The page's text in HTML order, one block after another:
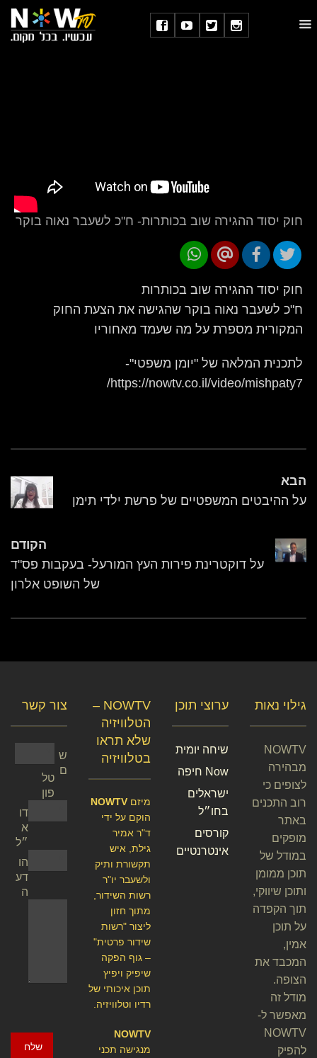
חוק יסוד ההגירה שוב בכותרות- ח"כ לשעבר נאוה בוקר
חוק יסוד ההגירה שוב בכותרות
ח"כ לשעבר נאוה בוקר שהגישה את הצעת החוק
המקורית מספרת על מה שעמד מאחוריו
לתכנית המלאה של "יומן משפטי"-
https://nowtv.co.il/video/mishpaty7/
הבא
על ההיבטים המשפטיים של פרשת ילדי תימן
הקודם
על דוקטרינת פירות העץ המורעל- בעקבות פס"ד
של השופט אלרון
צור קשר
ש
ם
טל
פון
דו
א
״ל
הו
דע
ה
שלח
NOWTV –
הטלוויזיה
שלא תראו
בטלוויזיה
מיזם NOWTV
הוקם על ידי
ד"ר אמיר
גילת, איש
תקשורת ותיק
ולשעבר יו"ר
רשות השידור,
מתוך חזון
ליצור "רשות
שידור פרטית"
– גוף הפקה
שיפיק ויפיץ
תוכן איכותי של
רדיו וטלוויזיה.
NOWTV
מנגישה תכני
ערוצי תוכן
שיחה יומית
Now חיפה
ישראלים
בחו״ל
קורסים
אינטרנטיים
גילוי נאות
NOWTV
מבהירה
לצופים כי
רוב התכנים
באתר
מופקים
במודל של
תוכן ממומן
ותוכן שיווקי,
תוך הקפדה
על תוכן
אמין,
המכבד את
הצופה.
מודל זה
מאפשר ל-
NOWTV
להפיק